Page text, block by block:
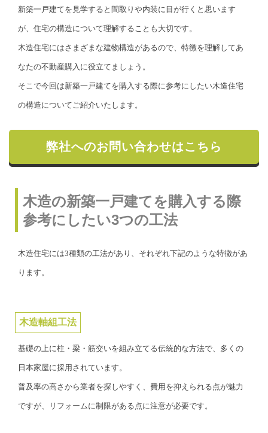
新築一戸建てを見学すると間取りや内装に目が行くと思います
が、住宅の構造について理解することも大切です。
木造住宅にはさまざまな建物構造があるので、特徴を理解してあ
なたの不動産購入に役立てましょう。
そこで今回は新築一戸建てを購入する際に参考にしたい木造住宅
の構造についてご紹介いたします。
弊社へのお問い合わせはこちら
木造の新築一戸建てを購入する際
参考にしたい3つの工法
木造住宅には3種類の工法があり、それぞれ下記のような特徴があ
ります。
木造軸組工法
基礎の上に柱・梁・筋交いを組み立てる伝統的な方法で、多くの
日本家屋に採用されています。
普及率の高さから業者を探しやすく、費用を抑えられる点が魅力
ですが、リフォームに制限がある点に注意が必要です。